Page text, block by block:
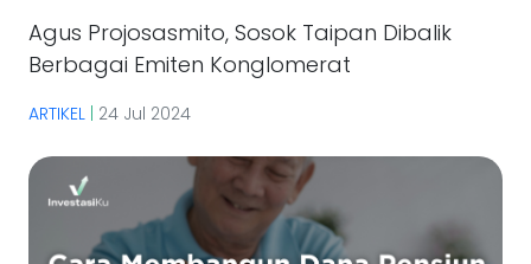
Agus Projosasmito, Sosok Taipan Dibalik
Berbagai Emiten Konglomerat
ARTIKEL 24 Jul 2024